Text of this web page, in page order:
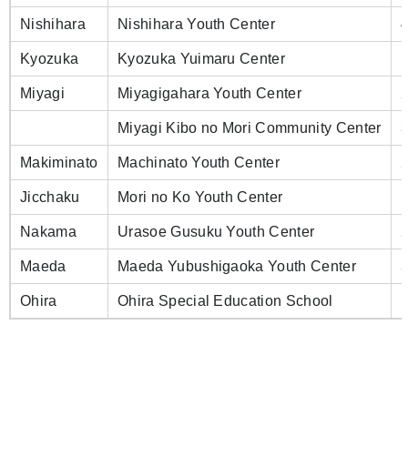
Nishihara Nishihara Youth Center
Kyozuka Kyozuka Yuimaru Center
Miyagi Miyagigahara Youth Center
Miyagi Kibo no Mori Community Center
Makiminato Machinato Youth Center
Jicchaku Mori no Ko Youth Center
Nakama Urasoe Gusuku Youth Center
Maeda Maeda Yubushigaoka Youth Center
Ohira Ohira Special Education School